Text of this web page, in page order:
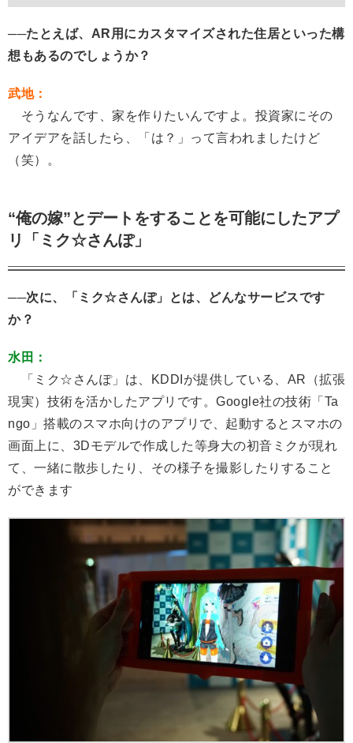
──たとえば、AR用にカスタマイズされた住居といった構
想もあるのでしょうか？
武地：
そうなんです、家を作りたいんですよ。投資家にその
アイデアを話したら、「は？」って言われましたけど
（笑）。
“俺の嫁”とデートをすることを可能にしたアプ
リ「ミク☆さんぽ」
──次に、「ミク☆さんぽ」とは、どんなサービスです
か？
水田：
「ミク☆さんぽ」は、KDDIが提供している、AR（拡張
現実）技術を活かしたアプリです。Google社の技術「Ta
ngo」搭載のスマホ向けのアプリで、起動するとスマホの
画面上に、3Dモデルで作成した等身大の初音ミクが現れ
て、一緒に散歩したり、その様子を撮影したりすること
ができます